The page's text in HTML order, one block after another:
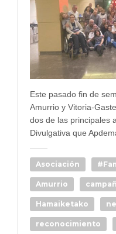
Este pasado fin de
Amurrio y Vitoria-
dos de las principales
Divulgativa que
Asociación
Amurrio
Hamaiketako
reconocimiento